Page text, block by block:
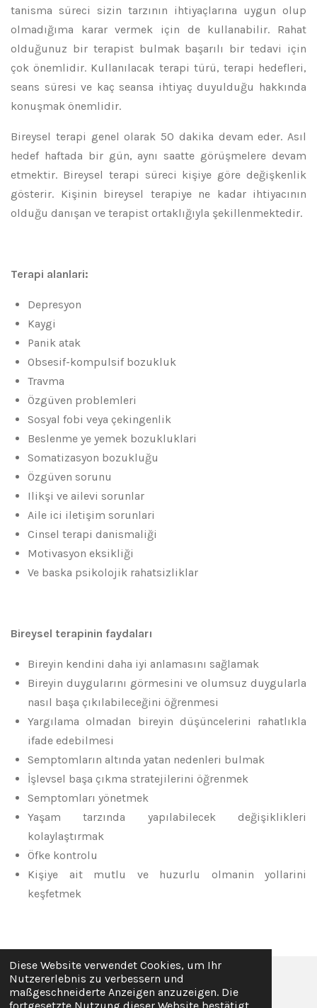
Diese Website verwendet Cookies, um Ihr
Nutzererlebnis zu verbessern und
maßgeschneiderte Anzeigen anzuzeigen. Die
tanisma süreci sizin tarzının ihtiyaçlarına uygun olup
olmadığıma karar vermek için de kullanabilir. Rahat
olduğunuz bir terapist bulmak başarılı bir tedavi için
çok önemlidir. Kullanılacak terapi türü, terapi hedefleri,
seans süresi ve kaç seansa ihtiyaç duyulduğu hakkında
konuşmak önemlidir.
Bireysel terapi genel olarak 50 dakika devam eder. Asıl
hedef haftada bir gün, aynı saatte görüşmelere devam
etmektir. Bireysel terapi süreci kişiye göre değişkenlik
gösterir. Kişinin bireysel terapiye ne kadar ihtiyacının
olduğu danışan ve terapist ortaklığıyla şekillenmektedir.
Terapi alanlari:
Depresyon
Kaygi
Panik atak
Obsesif-kompulsif bozukluk
Travma
Özgüven problemleri
Sosyal fobi veya çekingenlik
Beslenme ye yemek bozukluklari
Somatizasyon bozukluğu
Özgüven sorunu
Ilikşi ve ailevi sorunlar
Aile ici iletişim sorunlari
Cinsel terapi danismaliği
Motivasyon eksikliği
Ve baska psikolojik rahatsizliklar
Bireysel terapinin faydaları
Bireyin kendini daha iyi anlamasını sağlamak
Bireyin duygularını görmesini ve olumsuz duygularla
nasıl başa çıkılabileceğini öğrenmesi
Yargılama olmadan bireyin düşüncelerini rahatlıkla
ifade edebilmesi
Semptomların altında yatan nedenleri bulmak
İşlevsel başa çıkma stratejilerini öğrenmek
Semptomları yönetmek
Yaşam tarzında yapılabilecek değişiklikleri
kolaylaştırmak
Öfke kontrolu
Kişiye ait mutlu ve huzurlu olmanin yollarini
keşfetmek
© 2023 - 2026 therapieneuss.de